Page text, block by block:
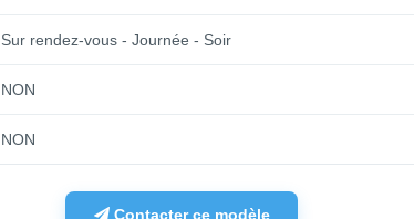
Sur rendez-vous - Journée - Soir
NON
NON
Contacter ce modèle